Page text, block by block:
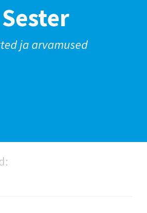
ja arvamused